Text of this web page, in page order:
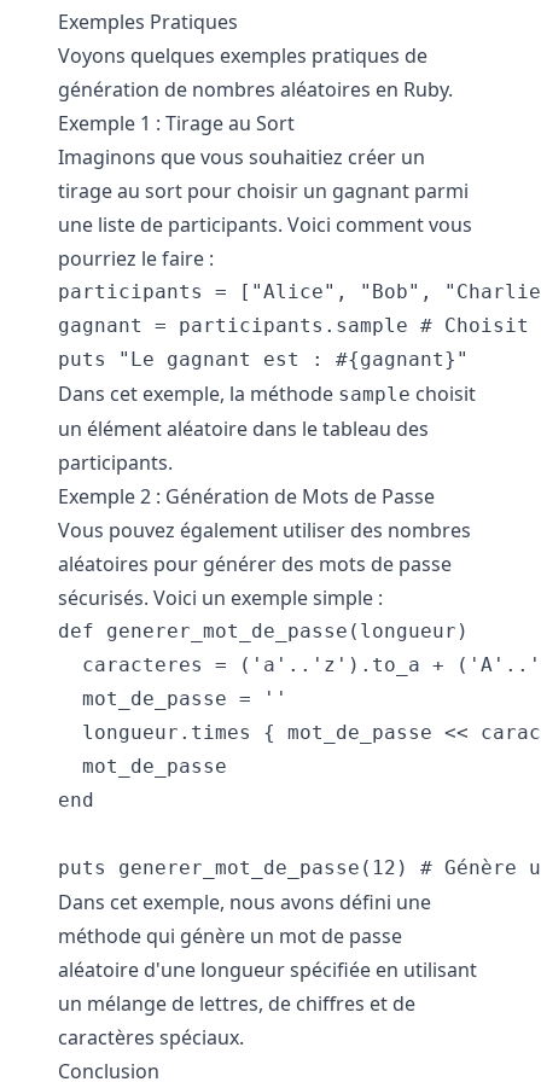
Exemples Pratiques
Voyons quelques exemples pratiques de
génération de nombres aléatoires en Ruby.
Exemple 1 : Tirage au Sort
Imaginons que vous souhaitiez créer un
tirage au sort pour choisir un gagnant parmi
une liste de participants. Voici comment vous
pourriez le faire :
participants = ["Alice", "Bob",
gagnant = participants.sample #
Dans cet exemple, la méthode sample choisit
un élément aléatoire dans le tableau des
participants.
Exemple 2 : Génération de Mots de Passe
Vous pouvez également utiliser des nombres
aléatoires pour générer des mots de passe
sécurisés. Voici un exemple simple :
def generer_mot_de_passe(longueur)
caracteres = ('a'..'z').to_a +
  mot_de_passe = ''
longueur.times { mot_de_passe <<
  mot_de_passe
end
Dans cet exemple, nous avons défini une
méthode qui génère un mot de passe
aléatoire d'une longueur spécifiée en utilisant
un mélange de lettres, de chiffres et de
caractères spéciaux.
Conclusion